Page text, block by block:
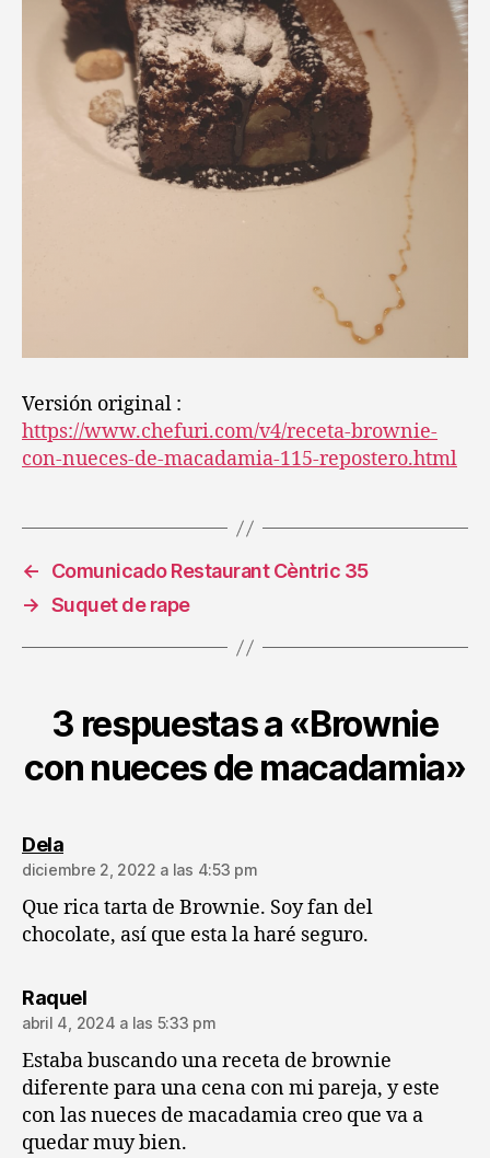
Versión original :
https://www.chefuri.com/v4/receta-brownie-
con-nueces-de-macadamia-115-repostero.html
←
Comunicado Restaurant Cèntric 35
→ Suquet de rape
3 respuestas a «Brownie
con nueces de macadamia»
Deladice:
diciembre 2, 2022 a las 4:53 pm
Que rica tarta de Brownie. Soy fan del
chocolate, así que esta la haré seguro.
Raqueldice:
abril 4, 2024 a las 5:33 pm
Estaba buscando una receta de brownie
diferente para una cena con mi pareja, y este
con las nueces de macadamia creo que va a
quedar muy bien.